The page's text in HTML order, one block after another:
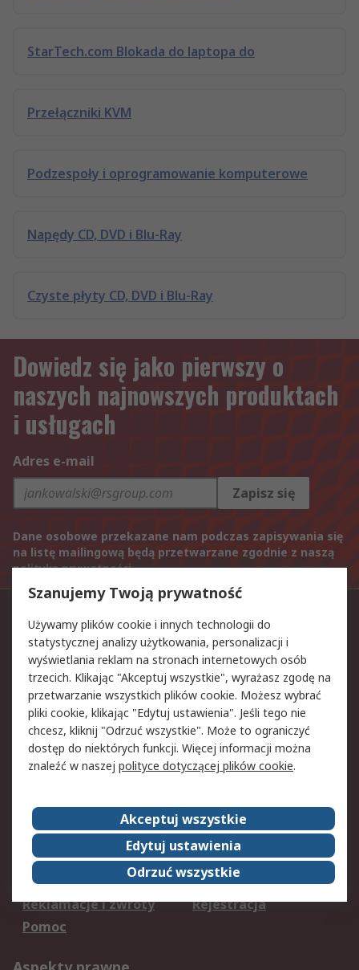
StarTech.com Blokada do laptopa do
Przełączniki KVM
Podzespoły i oprogramowanie komputerowe
Napędy CD, DVD i Blu-Ray
Czyste płyty CD, DVD i Blu-Ray
Dowiedz się jako pierwszy o
naszych najnowszych produktach
i usługach
Adres e-mail
Zapisz się
Dane osobowe przekazane nam podczas zapisywania się
na listę mailingową będą przetwarzane zgodnie z naszą
polityką prywatności.
Kontakt
22 22 3 11 11
bok@rspoland.com
Znajdź nas na
Usługi
Dostawa
Śledzenie przesyłek
Reklamacje i zwroty
Rejestracja
Pomoc
Szanujemy Twoją prywatność
Używamy plików cookie i innych technologii do
statystycznej analizy użytkowania, personalizacji i
wyświetlania reklam na stronach internetowych osób
trzecich. Klikając "Akceptuj wszystkie", wyrażasz zgodę na
przetwarzanie wszystkich plików cookie. Możesz wybrać
pliki cookie, klikając "Edytuj ustawienia". Jeśli tego nie
chcesz, kliknij "Odrzuć wszystkie". Może to ograniczyć
dostęp do niektórych funkcji. Więcej informacji można
znaleźć w naszej polityce dotyczącej plików cookie.
Akceptuj wszystkie
Edytuj ustawienia
Odrzuć wszystkie